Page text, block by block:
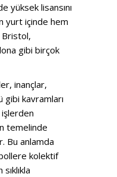
yüksek lisansını
yurt içinde hem
Bristol,
gibi birçok
inançlar,
kavramları
temelinde
Bu anlamda
kolektif